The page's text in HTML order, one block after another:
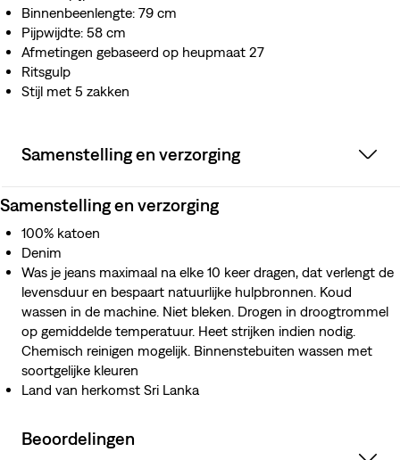
Binnenbeenlengte: 79 cm
Pijpwijdte: 58 cm
Afmetingen gebaseerd op heupmaat 27
Ritsgulp
Stijl met 5 zakken
Samenstelling en verzorging
Samenstelling en verzorging
100% katoen
Denim
Was je jeans maximaal na elke 10 keer dragen, dat verlengt de
levensduur en bespaart natuurlijke hulpbronnen. Koud
wassen in de machine. Niet bleken. Drogen in droogtrommel
op gemiddelde temperatuur. Heet strijken indien nodig.
Chemisch reinigen mogelijk. Binnenstebuiten wassen met
soortgelijke kleuren
Land van herkomst Sri Lanka
Beoordelingen